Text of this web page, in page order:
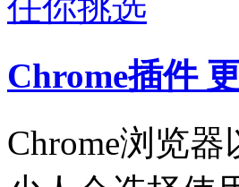
Chrome插件
Chrome浏览